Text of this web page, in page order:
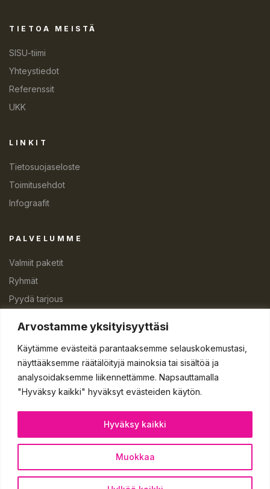
Arvostamme yksityisyyttäsi
Käytämme evästeitä parantaaksemme selauskokemustasi,
näyttääksemme räätälöityjä mainoksia tai sisältöä ja
analysoidaksemme liikennettämme. Napsauttamalla
"Hyväksy kaikki" hyväksyt evästeiden käytön.
Muokkaa
Hyväksy kaikki
TIETOA MEISTÄ
SISU-tiimi
Yhteystiedot
Referenssit
UKK
PALVELUMME
Valmiit paketit
Ryhmät
Pyydä tarjous
LINKIT
Tietosuojaseloste
Toimitusehdot
Infograafit
Copyright © 2026 SISU bootcamp Finland Oy. All rights
reserved